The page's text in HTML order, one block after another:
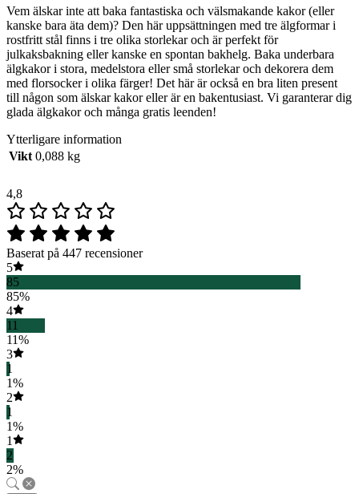
Vem älskar inte att baka fantastiska och välsmakande kakor (eller
kanske bara äta dem)? Den här uppsättningen med tre älgformar i
rostfritt stål finns i tre olika storlekar och är perfekt för
julkaksbakning eller kanske en spontan bakhelg. Baka underbara
älgkakor i stora, medelstora eller små storlekar och dekorera dem
med florsocker i olika färger! Det här är också en bra liten present
till någon som älskar kakor eller är en bakentusiast. Vi garanterar dig
glada älgkakor och många gratis leenden!
Ytterligare information
Vikt 0,088 kg
4,8
Baserat på 447 recensioner
5
85
85%
4
11
11%
3
1
1%
2
1
1%
1
2
2%